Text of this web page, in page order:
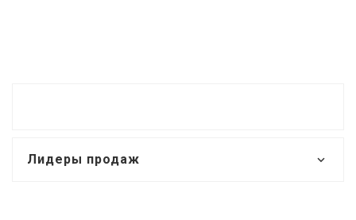
Лидеры продаж